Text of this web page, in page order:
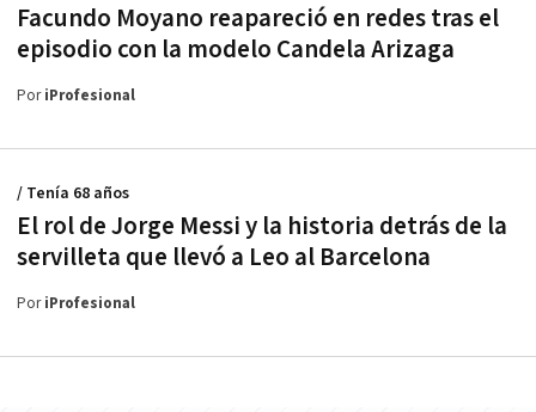
Facundo Moyano reapareció en redes tras el
episodio con la modelo Candela Arizaga
PoriProfesional
El rol de Jorge Messi y la historia detrás de la
servilleta que llevó a Leo al Barcelona
/ Tenía 68 años
PoriProfesional